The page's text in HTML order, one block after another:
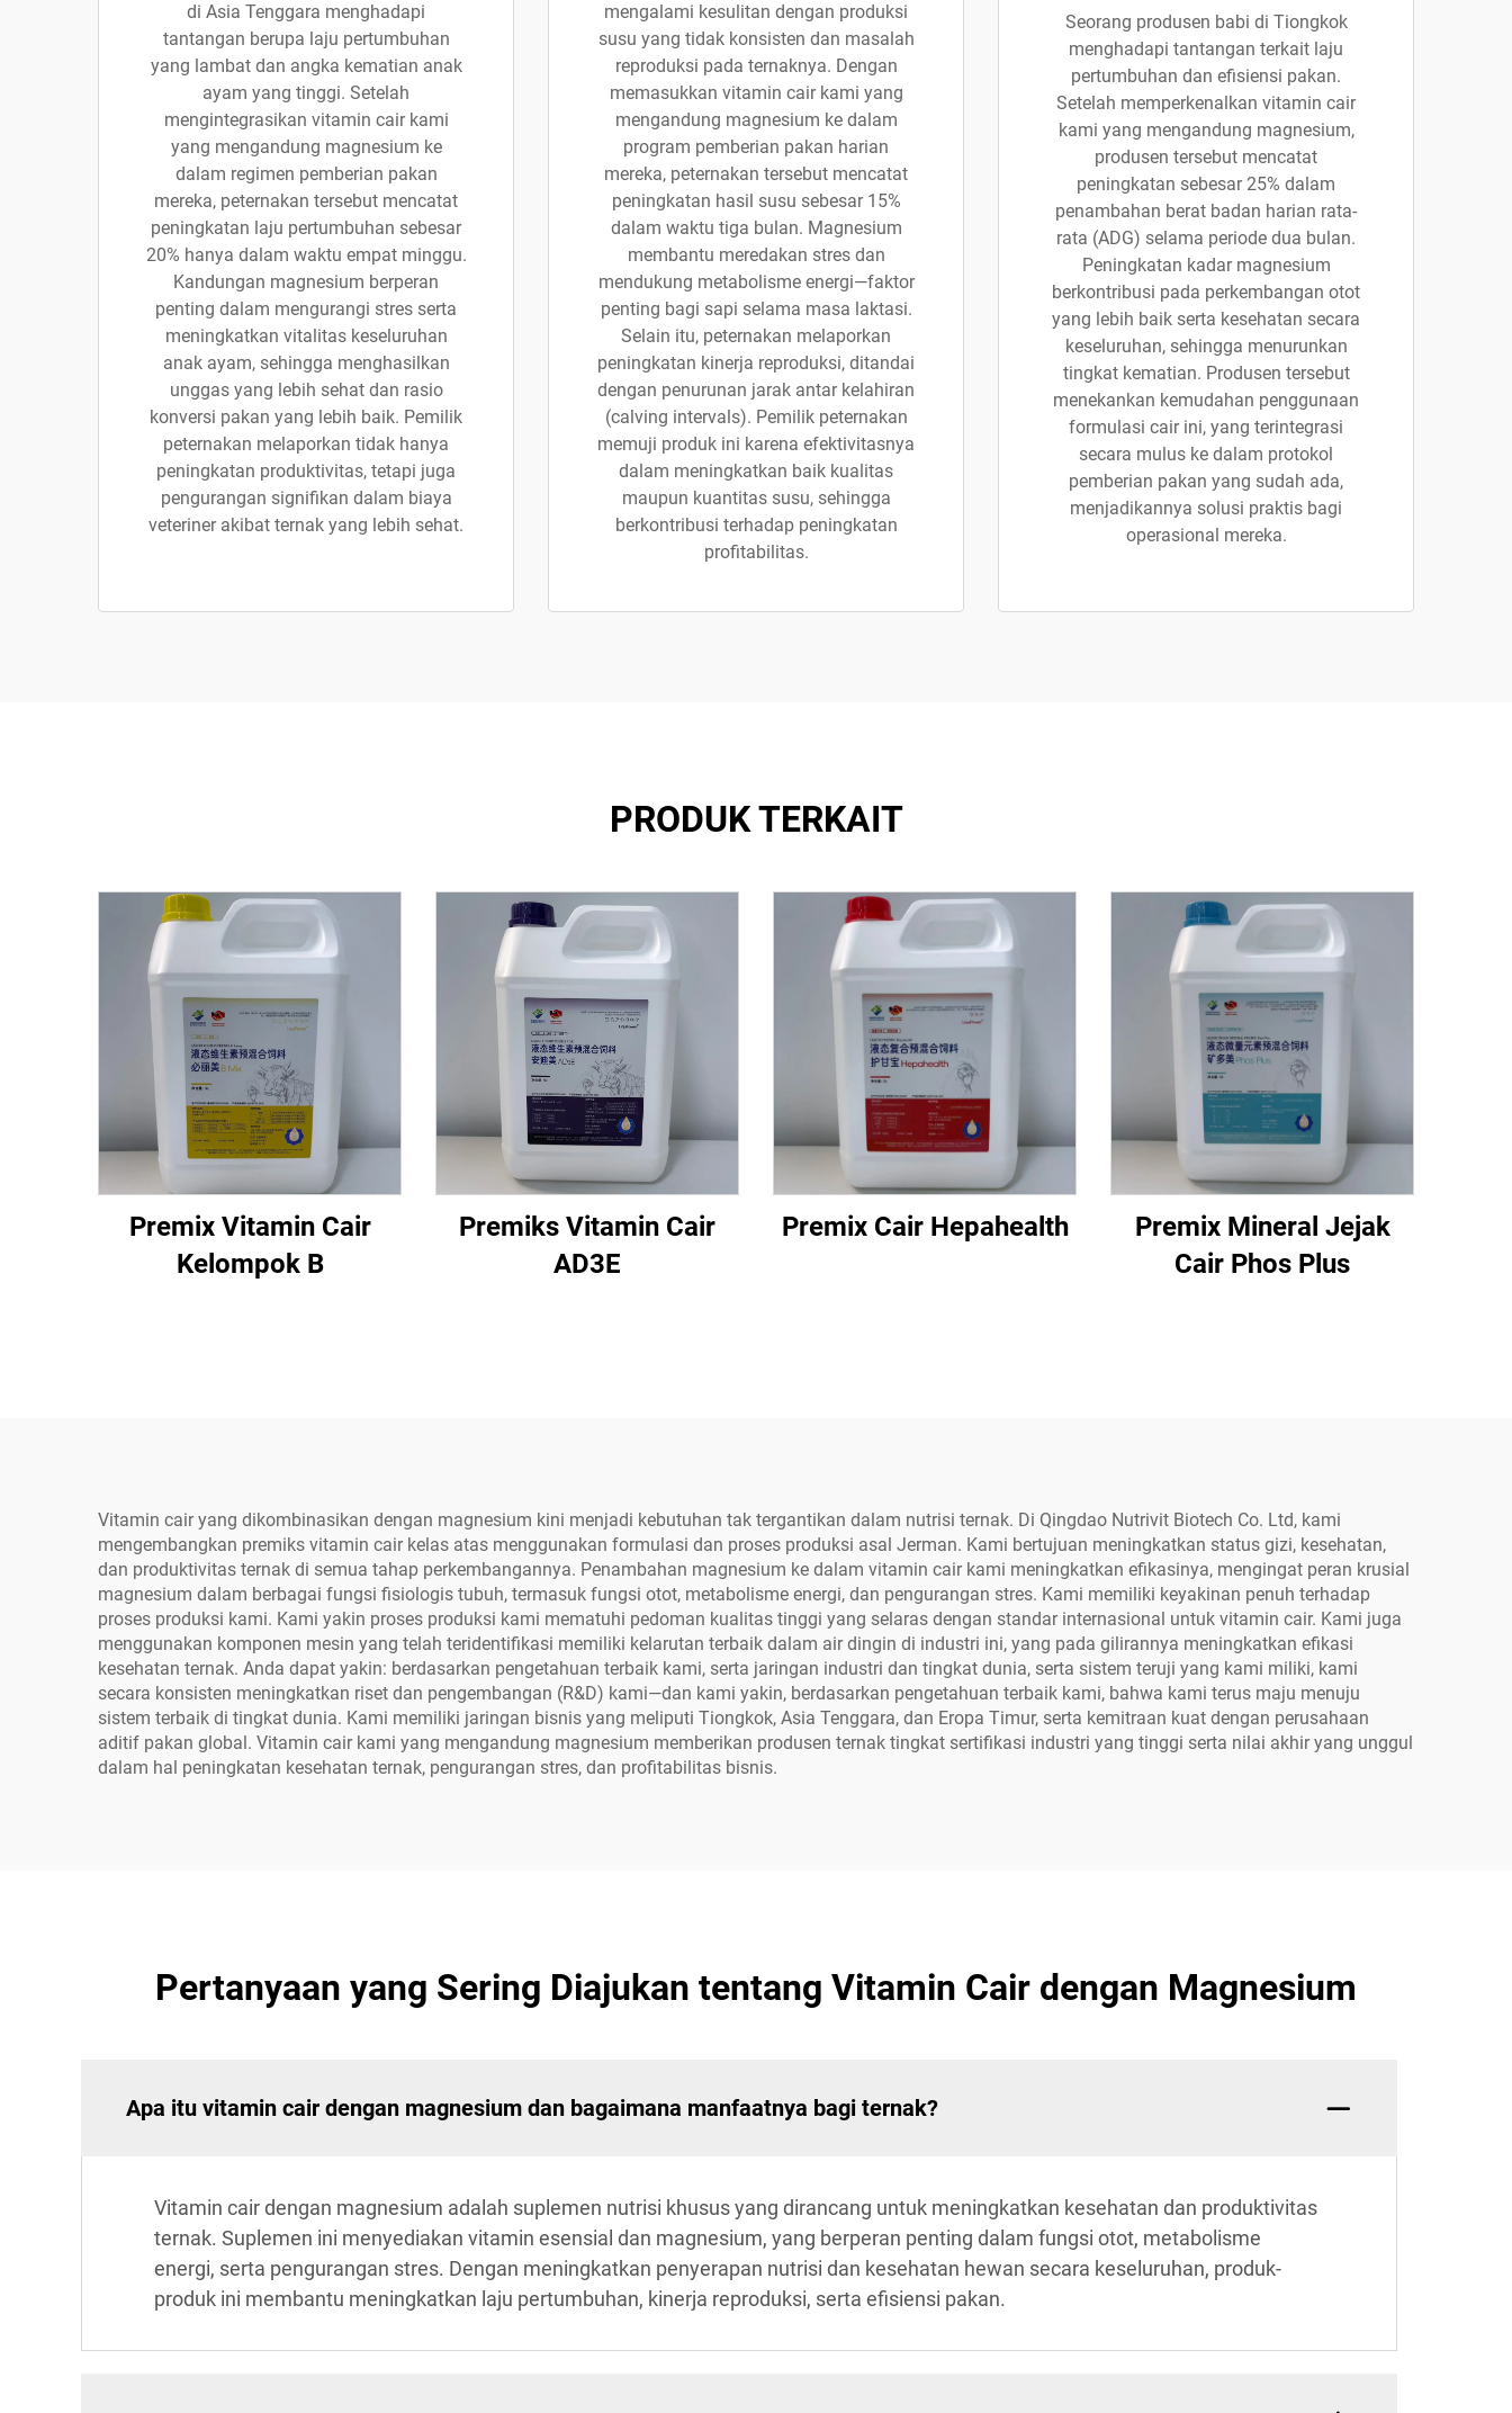
di Asia Tenggara menghadapi
tantangan berupa laju pertumbuhan
yang lambat dan angka kematian anak
ayam yang tinggi. Setelah
mengintegrasikan vitamin cair kami
yang mengandung magnesium ke
dalam regimen pemberian pakan
mereka, peternakan tersebut mencatat
peningkatan laju pertumbuhan sebesar
20% hanya dalam waktu empat minggu.
Kandungan magnesium berperan
penting dalam mengurangi stres serta
meningkatkan vitalitas keseluruhan
anak ayam, sehingga menghasilkan
unggas yang lebih sehat dan rasio
konversi pakan yang lebih baik. Pemilik
peternakan melaporkan tidak hanya
peningkatan produktivitas, tetapi juga
pengurangan signifikan dalam biaya
veteriner akibat ternak yang lebih sehat.
mengalami kesulitan dengan produksi
susu yang tidak konsisten dan masalah
reproduksi pada ternaknya. Dengan
memasukkan vitamin cair kami yang
mengandung magnesium ke dalam
program pemberian pakan harian
mereka, peternakan tersebut mencatat
peningkatan hasil susu sebesar 15%
dalam waktu tiga bulan. Magnesium
membantu meredakan stres dan
mendukung metabolisme energi—faktor
penting bagi sapi selama masa laktasi.
Selain itu, peternakan melaporkan
peningkatan kinerja reproduksi, ditandai
dengan penurunan jarak antar kelahiran
(calving intervals). Pemilik peternakan
memuji produk ini karena efektivitasnya
dalam meningkatkan baik kualitas
maupun kuantitas susu, sehingga
berkontribusi terhadap peningkatan
profitabilitas.
Seorang produsen babi di Tiongkok
menghadapi tantangan terkait laju
pertumbuhan dan efisiensi pakan.
Setelah memperkenalkan vitamin cair
kami yang mengandung magnesium,
produsen tersebut mencatat
peningkatan sebesar 25% dalam
penambahan berat badan harian rata-
rata (ADG) selama periode dua bulan.
Peningkatan kadar magnesium
berkontribusi pada perkembangan otot
yang lebih baik serta kesehatan secara
keseluruhan, sehingga menurunkan
tingkat kematian. Produsen tersebut
menekankan kemudahan penggunaan
formulasi cair ini, yang terintegrasi
secara mulus ke dalam protokol
pemberian pakan yang sudah ada,
menjadikannya solusi praktis bagi
operasional mereka.
PRODUK TERKAIT
Premix Vitamin Cair
Kelompok B
Premiks Vitamin Cair
AD3E
Premix Cair Hepahealth
Premix Mineral Jejak
Cair Phos Plus
Vitamin cair yang dikombinasikan dengan magnesium kini menjadi kebutuhan tak tergantikan dalam nutrisi ternak. Di Qingdao Nutrivit Biotech Co. Ltd, kami
mengembangkan premiks vitamin cair kelas atas menggunakan formulasi dan proses produksi asal Jerman. Kami bertujuan meningkatkan status gizi, kesehatan,
dan produktivitas ternak di semua tahap perkembangannya. Penambahan magnesium ke dalam vitamin cair kami meningkatkan efikasinya, mengingat peran krusial
magnesium dalam berbagai fungsi fisiologis tubuh, termasuk fungsi otot, metabolisme energi, dan pengurangan stres. Kami memiliki keyakinan penuh terhadap
proses produksi kami. Kami yakin proses produksi kami mematuhi pedoman kualitas tinggi yang selaras dengan standar internasional untuk vitamin cair. Kami juga
menggunakan komponen mesin yang telah teridentifikasi memiliki kelarutan terbaik dalam air dingin di industri ini, yang pada gilirannya meningkatkan efikasi
kesehatan ternak. Anda dapat yakin: berdasarkan pengetahuan terbaik kami, serta jaringan industri dan tingkat dunia, serta sistem teruji yang kami miliki, kami
secara konsisten meningkatkan riset dan pengembangan (R&D) kami—dan kami yakin, berdasarkan pengetahuan terbaik kami, bahwa kami terus maju menuju
sistem terbaik di tingkat dunia. Kami memiliki jaringan bisnis yang meliputi Tiongkok, Asia Tenggara, dan Eropa Timur, serta kemitraan kuat dengan perusahaan
aditif pakan global. Vitamin cair kami yang mengandung magnesium memberikan produsen ternak tingkat sertifikasi industri yang tinggi serta nilai akhir yang unggul
dalam hal peningkatan kesehatan ternak, pengurangan stres, dan profitabilitas bisnis.
Pertanyaan yang Sering Diajukan tentang Vitamin Cair dengan Magnesium
Apa itu vitamin cair dengan magnesium dan bagaimana manfaatnya bagi ternak?
Vitamin cair dengan magnesium adalah suplemen nutrisi khusus yang dirancang untuk meningkatkan kesehatan dan produktivitas
ternak. Suplemen ini menyediakan vitamin esensial dan magnesium, yang berperan penting dalam fungsi otot, metabolisme
energi, serta pengurangan stres. Dengan meningkatkan penyerapan nutrisi dan kesehatan hewan secara keseluruhan, produk-
produk ini membantu meningkatkan laju pertumbuhan, kinerja reproduksi, serta efisiensi pakan.